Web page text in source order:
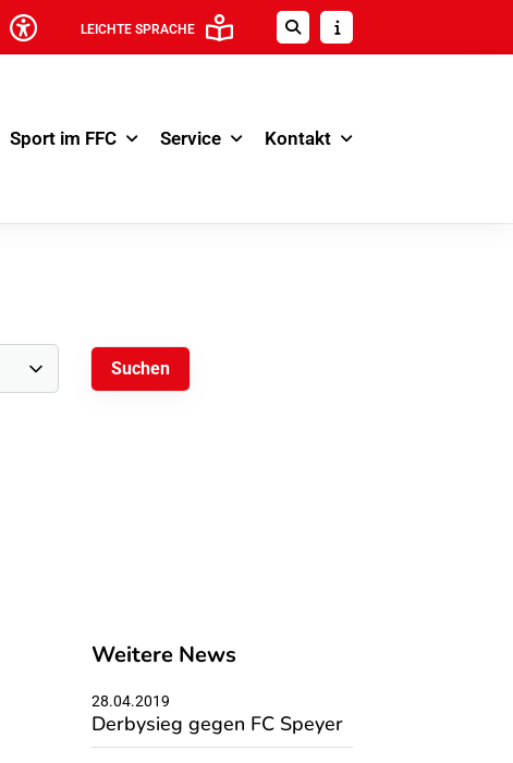
LEICHTE SPRACHE
Sport im FFC Service Kontakt
Weitere News
28.04.2019
Derbysieg gegen FC Speyer